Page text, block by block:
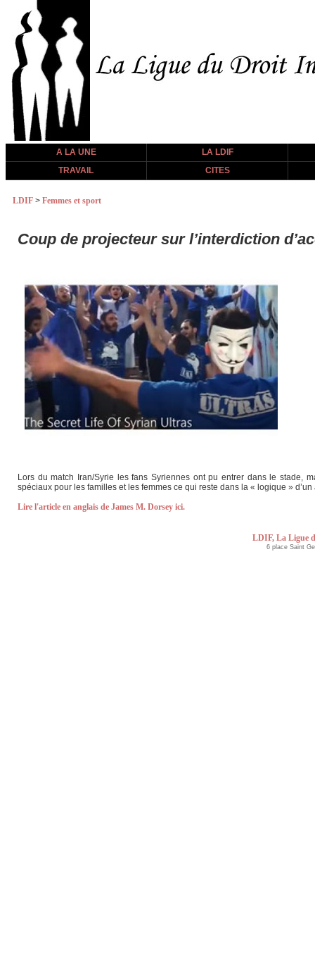
A LA UNE
LA LDIF
TRAVAIL
CITES
LDIF > Femmes et sport
Coup de projecteur sur l’interdiction
Lors du match Iran/Syrie les fans Syriennes ont pu entrer dans le stade,
spéciaux pour les familles et les femmes ce qui reste dans la « logique »
Lire l'article en anglais de James M. Dorsey ici.
LDIF, La Ligue
6 place Saint